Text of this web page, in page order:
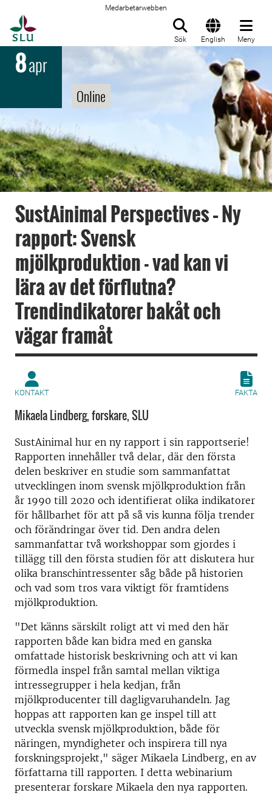
Medarbetarwebben
Sök English Meny
8apr
Online
SustAinimal Perspectives – Ny
rapport: Svensk
mjölkproduktion - vad kan vi
lära av det förflutna?
Trendindikatorer bakåt och
vägar framåt
KONTAKT FAKTA
Mikaela Lindberg, forskare, SLU
SustAinimal hur en ny rapport i sin rapportserie!
Rapporten innehåller två delar, där den första
delen beskriver en studie som sammanfattat
utvecklingen inom svensk mjölkproduktion från
år 1990 till 2020 och identifierat olika indikatorer
för hållbarhet för att på så vis kunna följa trender
och förändringar över tid. Den andra delen
sammanfattar två workshoppar som gjordes i
tillägg till den första studien för att diskutera hur
olika branschintressenter såg både på historien
och vad som tros vara viktigt för framtidens
mjölkproduktion.
"Det känns särskilt roligt att vi med den här
rapporten både kan bidra med en ganska
omfattade historisk beskrivning och att vi kan
förmedla inspel från samtal mellan viktiga
intressegrupper i hela kedjan, från
mjölkproducenter till dagligvaruhandeln. Jag
hoppas att rapporten kan ge inspel till att
utveckla svensk mjölkproduktion, både för
näringen, myndigheter och inspirera till nya
forskningsprojekt," säger Mikaela Lindberg, en av
författarna till rapporten. I detta webinarium
presenterar forskare Mikaela den nya rapporten.